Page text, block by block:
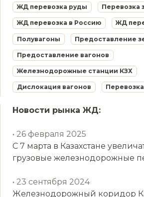
ЖД перевозка руды Перевозка
ЖД перевозка в Россию ЖД
Полувагоны Предоставление
Предоставление вагонов
Железнодорожные станции КЗХ
Дислокация вагонов
Новости рынка ЖД:
• 26 февраля 2025
С 7 марта в Казахстане
грузовые железнодорожные
• 23 сентября 2024
Железнодорожный коридор